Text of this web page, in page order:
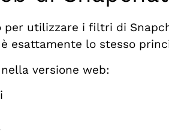
utilizzare i filtri di
esattamente lo stesso
versione web: